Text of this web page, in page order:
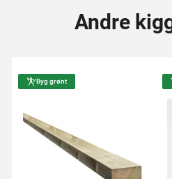
Andre
Byg grønt